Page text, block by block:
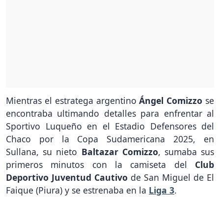
Mientras el estratega argentinoÁngel Comizzo se
encontraba ultimando detalles para enfrentar al
Sportivo Luqueño en el Estadio Defensores del
Chaco por la Copa Sudamericana 2025, en
Sullana, su nieto Baltazar Comizzo, sumaba sus
primeros minutos con la camiseta del Club
Deportivo Juventud Cautivo de San Miguel de El
Faique (Piura) y se estrenaba en la Liga 3.